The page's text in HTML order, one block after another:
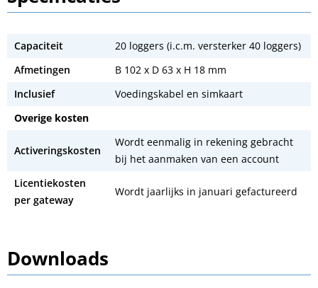
Capaciteit
20 loggers (i.c.m. versterker 40 loggers)
Afmetingen
B 102 x D 63 x H 18 mm
Inclusief
Voedingskabel en simkaart
Overige kosten
Activeringskosten
Wordt eenmalig in rekening gebracht
bij het aanmaken van een account
Licentiekosten
per gateway
Wordt jaarlijks in januari gefactureerd
Downloads